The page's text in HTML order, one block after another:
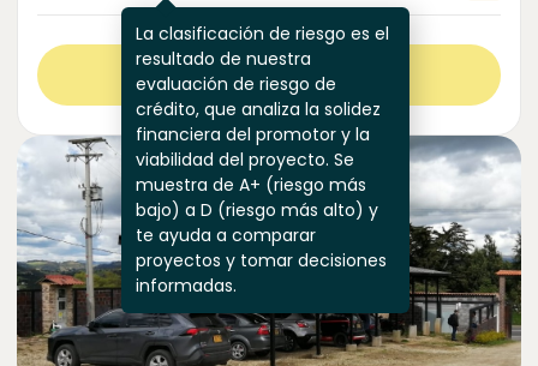
La clasificación de riesgo es el
resultado de nuestra
evaluación de riesgo de
crédito, que analiza la solidez
financiera del promotor y la
viabilidad del proyecto. Se
muestra de A+ (riesgo más
bajo) a D (riesgo más alto) y
te ayuda a comparar
proyectos y tomar decisiones
informadas.
Ver más